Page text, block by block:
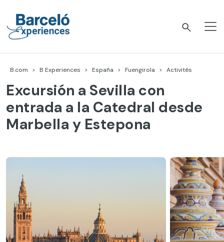
contenu
B.com B Experiences España Fuengirola Activités
Excursión a Sevilla con
entrada a la Catedral desde
Marbella y Estepona